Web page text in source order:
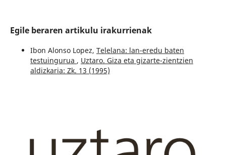
Egile beraren artikulu irakurrienak
Ibon Alonso Lopez, Telelana: lan-eredu baten
testuingurua , Uztaro. Giza eta gizarte-zientzien
aldizkaria: Zk. 13 (1995)